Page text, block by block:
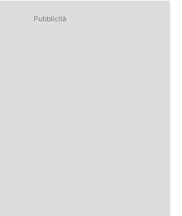
Pubblicità